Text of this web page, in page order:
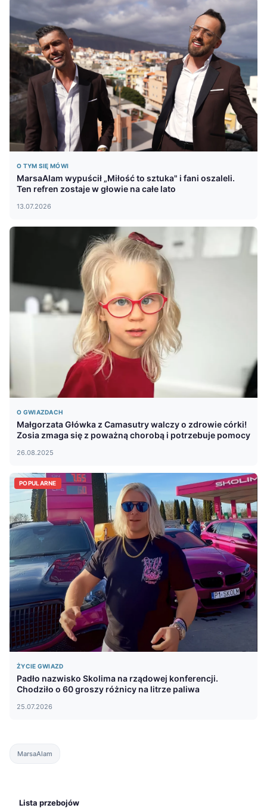
O TYM SIĘ MÓWI
MarsaAlam wypuścił „Miłość to sztuka" i fani oszaleli.
Ten refren zostaje w głowie na całe lato
13.07.2026
O GWIAZDACH
Małgorzata Główka z Camasutry walczy o zdrowie córki!
Zosia zmaga się z poważną chorobą i potrzebuje pomocy
26.08.2025
POPULARNE
ŻYCIE GWIAZD
Padło nazwisko Skolima na rządowej konferencji.
Chodziło o 60 groszy różnicy na litrze paliwa
25.07.2026
MarsaAlam
Lista przebojów